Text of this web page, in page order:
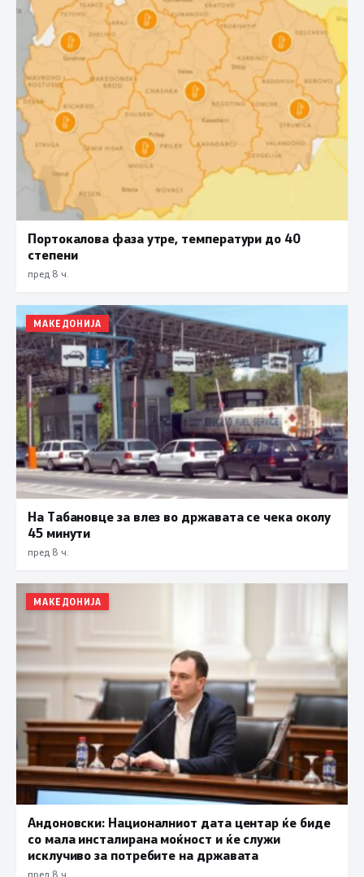
Портокалова фаза утре, температури до 40
степени
пред 8 ч.
МАКЕДОНИЈА
На Табановце за влез во државата се чека околу
45 минути
пред 8 ч.
МАКЕДОНИЈА
Андоновски: Националниот дата центар ќе биде
со мала инсталирана моќност и ќе служи
исклучиво за потребите на државата
пред 8 ч.